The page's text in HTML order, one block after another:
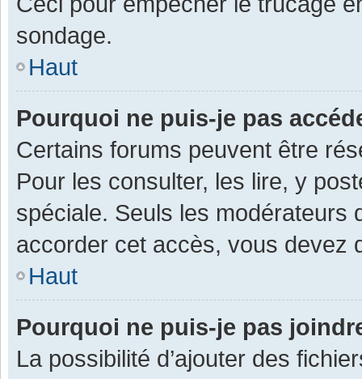
sondage.
Haut
Pourquoi ne puis-je pas
Certains forums peuvent être
Pour les consulter, les lire, y
spéciale. Seuls les modérateurs
accorder cet accès, vous devez
Haut
Pourquoi ne puis-je pas
La possibilité d’ajouter des